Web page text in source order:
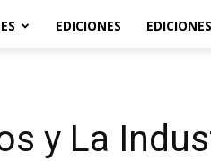
EDICIONES
y La